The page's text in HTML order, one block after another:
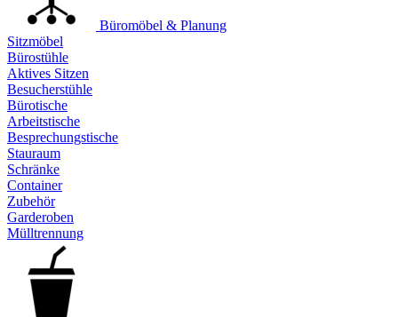
Büromöbel & Planung
Sitzmöbel
Bürostühle
Aktives Sitzen
Besucherstühle
Bürotische
Arbeitstische
Besprechungstische
Stauraum
Schränke
Container
Zubehör
Garderoben
Mülltrennung